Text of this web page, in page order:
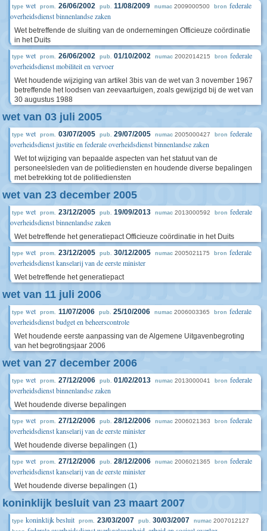
type wet prom. 26/06/2002 pub. 11/08/2009 numac 2009000500 bron federale
overheidsdienst binnenlandse zaken
Wet betreffende de sluiting van de ondernemingen Officieuze coördinatie
in het Duits
type wet prom. 26/06/2002 pub. 01/10/2002 numac 2002014215 bron federale
overheidsdienst mobiliteit en vervoer
Wet houdende wijziging van artikel 3bis van de wet van 3 november 1967
betreffende het loodsen van zeevaartuigen, zoals gewijzigd bij de wet van
30 augustus 1988
wet van 03 juli 2005
type wet prom. 03/07/2005 pub. 29/07/2005 numac 2005000427 bron federale
overheidsdienst justitie en federale overheidsdienst binnenlandse zaken
Wet tot wijziging van bepaalde aspecten van het statuut van de
personeelsleden van de politiediensten en houdende diverse bepalingen
met betrekking tot de politiediensten
wet van 23 december 2005
type wet prom. 23/12/2005 pub. 19/09/2013 numac 2013000592 bron federale
overheidsdienst binnenlandse zaken
Wet betreffende het generatiepact Officieuze coördinatie in het Duits
type wet prom. 23/12/2005 pub. 30/12/2005 numac 2005021175 bron federale
overheidsdienst kanselarij van de eerste minister
Wet betreffende het generatiepact
wet van 11 juli 2006
type wet prom. 11/07/2006 pub. 25/10/2006 numac 2006003365 bron federale
overheidsdienst budget en beheerscontrole
Wet houdende eerste aanpassing van de Algemene Uitgavenbegroting
van het begrotingsjaar 2006
wet van 27 december 2006
type wet prom. 27/12/2006 pub. 01/02/2013 numac 2013000041 bron federale
overheidsdienst binnenlandse zaken
Wet houdende diverse bepalingen
type wet prom. 27/12/2006 pub. 28/12/2006 numac 2006021363 bron federale
overheidsdienst kanselarij van de eerste minister
Wet houdende diverse bepalingen (1)
type wet prom. 27/12/2006 pub. 28/12/2006 numac 2006021365 bron federale
overheidsdienst kanselarij van de eerste minister
Wet houdende diverse bepalingen (1)
koninklijk besluit van 23 maart 2007
type koninklijk besluit prom. 23/03/2007 pub. 30/03/2007 numac 2007012127